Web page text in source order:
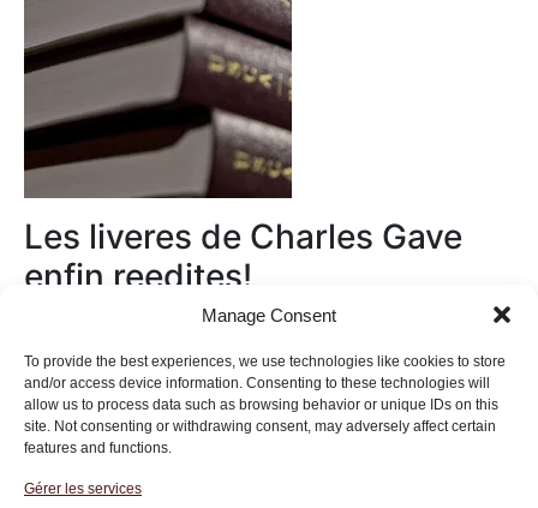
Manage Consent
To provide the best experiences, we use technologies like cookies to store
and/or access device information. Consenting to these technologies will
allow us to process data such as browsing behavior or unique IDs on this
site. Not consenting or withdrawing consent, may adversely affect certain
features and functions.
Gérer les services
Les liveres de Charles Gave
enfin reedites!